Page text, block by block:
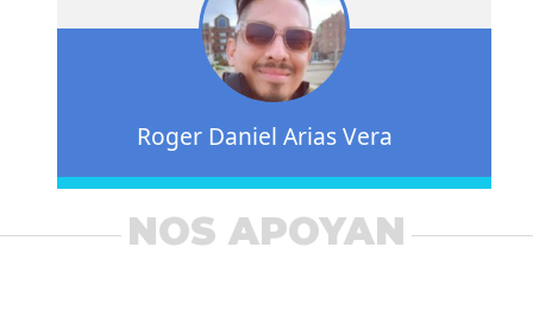
Roger Daniel Arias Vera
NOS APOYAN